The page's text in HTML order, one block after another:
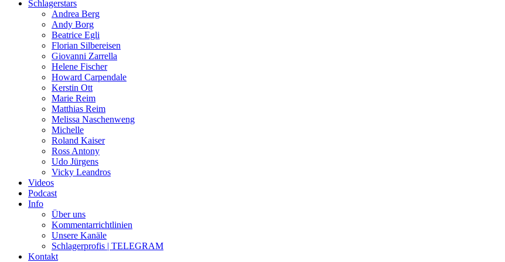
Schlagerstars
Andrea Berg
Andy Borg
Beatrice Egli
Florian Silbereisen
Giovanni Zarrella
Helene Fischer
Howard Carpendale
Kerstin Ott
Marie Reim
Matthias Reim
Melissa Naschenweng
Michelle
Roland Kaiser
Ross Antony
Udo Jürgens
Vicky Leandros
Videos
Podcast
Info
Über uns
Kommentarrichtlinien
Unsere Kanäle
Schlagerprofis | TELEGRAM
Kontakt